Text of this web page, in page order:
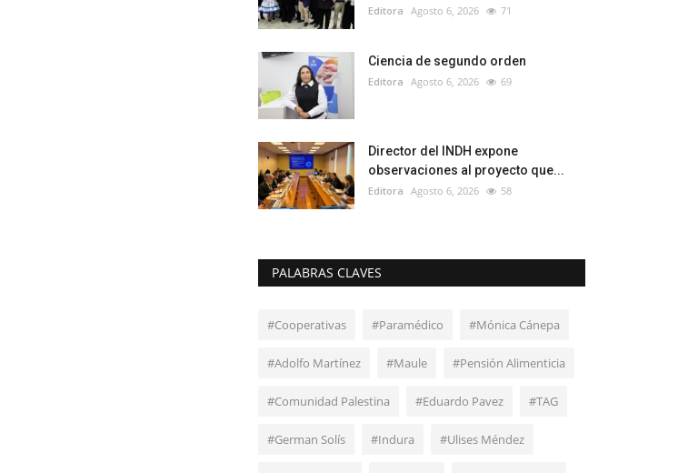
Editora Agosto 6, 2026 71
Ciencia de segundo orden
Editora Agosto 6, 2026 69
Director del INDH expone
observaciones al proyecto que...
Editora Agosto 6, 2026 58
PALABRAS CLAVES
#Cooperativas #Paramédico #Mónica Cánepa
#Adolfo Martínez #Maule #Pensión Alimenticia
#Comunidad Palestina #Eduardo Pavez #TAG
#German Solís #Indura #Ulises Méndez